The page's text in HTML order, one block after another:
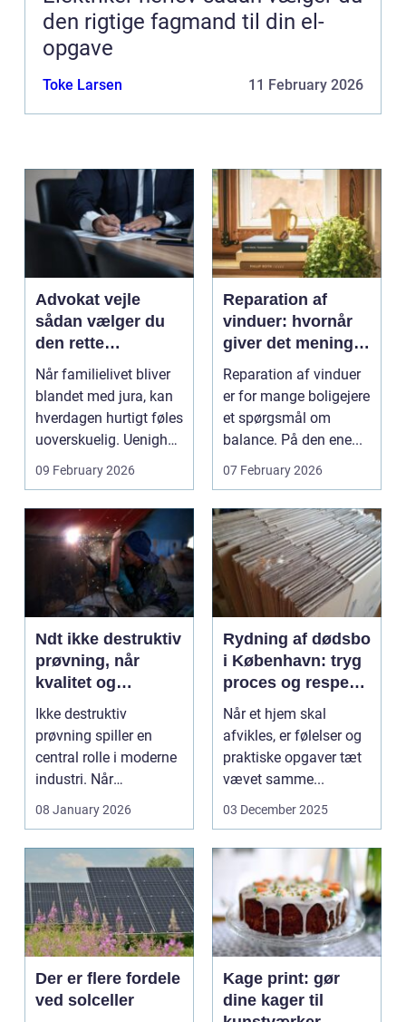
den rigtige fagmand til din el-
opgave
Toke Larsen 11 February 2026
Advokat vejle
sådan vælger du
den rette
familieretsadvokat
Når familielivet bliver
blandet med jura, kan
hverdagen hurtigt føles
uoverskuelig. Uenighed
om børn...
09 February 2026
Reparation af
vinduer: hvornår
giver det mening,
og hvad skal du
vælge?
Reparation af vinduer
er for mange boligejere
et spørgsmål om
balance. På den ene...
07 February 2026
Ndt ikke destruktiv
prøvning, når
kvalitet og
sikkerhed er
afgørende
Ikke destruktiv
prøvning spiller en
central rolle i moderne
industri. Når
svejsninger,
trykbærende u...
08 January 2026
Rydning af dødsbo
i København: tryg
proces og respekt
for boet
Når et hjem skal
afvikles, er følelser og
praktiske opgaver tæt
vævet samme...
03 December 2025
Der er flere fordele
ved solceller
Kage print: gør
dine kager til